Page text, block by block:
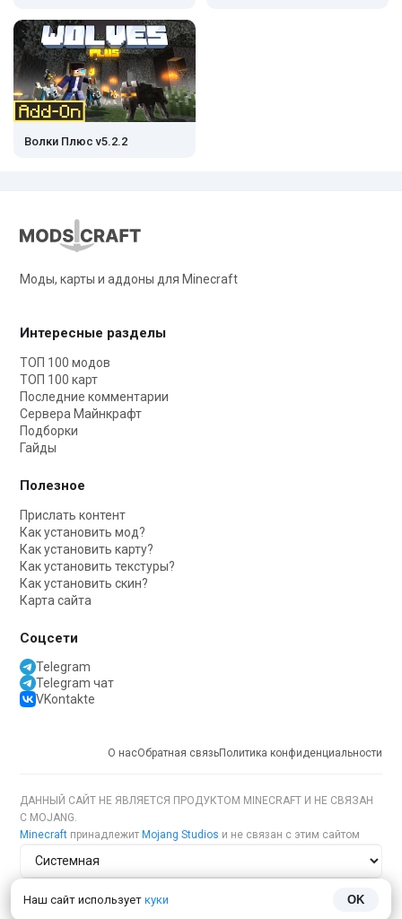
Волки Плюс v5.2.2
Наш сайт использует куки OK
Моды, карты и аддоны для Minecraft
Интересные разделы
ТОП 100 модов
ТОП 100 карт
Последние комментарии
Сервера Майнкрафт
Подборки
Гайды
Полезное
Прислать контент
Как установить мод?
Как установить карту?
Как установить текстуры?
Как установить скин?
Карта сайта
Соцсети
Telegram
Telegram чат
VKontakte
О насОбратная связьПолитика конфиденциальности
ДАННЫЙ САЙТ НЕ ЯВЛЯЕТСЯ ПРОДУКТОМ MINECRAFT И НЕ СВЯЗАН
С MOJANG.
Minecraft принадлежит Mojang Studios и не связан с этим сайтом
Тема сайта
Язык сайта